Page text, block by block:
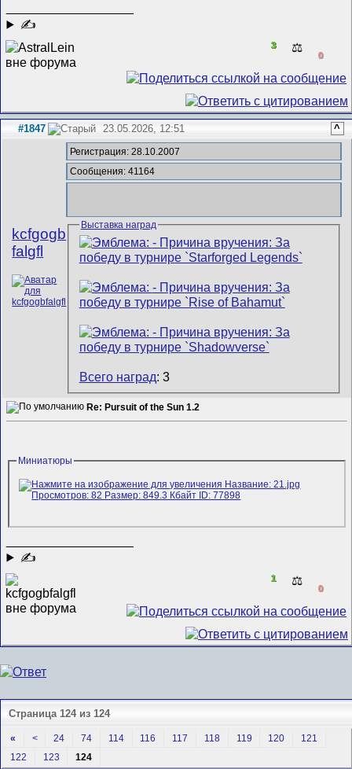
✍
3 ⚖️
0
#1847 23.05.2026, 12:51 ^
kcfgogb
falgfl
Регистрация: 28.10.2007
Сообщения: 41164
Выставка наград
Всего наград: 3
Re: Pursuit of the Sun 1.2
Миниатюры
✍
1 ⚖️
0
Страница 124 из 124
« < 24 74 114 116 117 118 119 120
121
122
123 124